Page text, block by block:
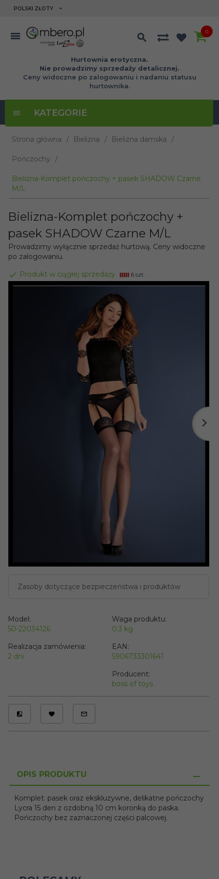
currency_h
POLSKI ZŁOTY
Hurtownia erotyczna.
Nie prowadzimy sprzedaży detalicznej.
Ceny widoczne po zalogowaniu i nadaniu statusu
hurtownika.
0
KATEGORIE
Strona główna Bielizna Bielizna damska
Pończochy
Bielizna-Komplet pończochy + pasek SHADOW Czarne
M/L
Bielizna-Komplet pończochy +
pasek SHADOW Czarne M/L
Prowadzimy wyłącznie sprzedaż hurtową. Ceny widoczne
po zalogowaniu.
Produkt w ciągłej sprzedaży 6 szt.
Zasoby dotyczące bezpieczeństwa i produktów
Model:
50-22034126
Waga produktu:
0.3 kg
Realizacja zamówienia:
2 dni
EAN:
5906733301641
Producent:
boss of toys
OPIS PRODUKTU
Komplet: pasek oraz ekskluzywne, delikatne pończochy
Lycra 15 den z ozdobną 10 cm koronką do paska.
Pończochy bez zaznaczonej części palcowej.